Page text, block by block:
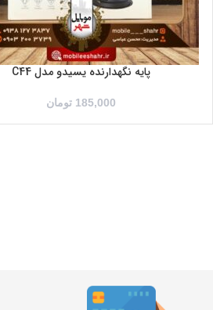
پایه نگهدارنده یسیدو مدل C44
185,000 تومان